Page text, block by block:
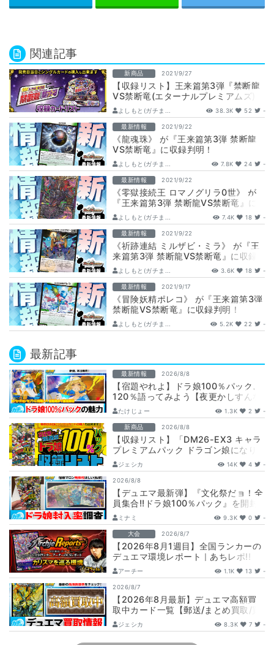
関連記事
新商品 2021/9/27
【収録リスト】王来篇第3弾『禁断龍
VS禁断竜(エターナルプレミアムズ)』
【RP19】
よしもと(ガチま... 38.3K 52 -
最新情報 2021/9/22
《龍魂珠》 が『王来篇第3弾 禁断龍
VS禁断竜』に収録判明！
よしもと(ガチま... 7.8K 24 -
最新情報 2021/9/22
《零獄接続王 ロマノグリラ0世》 が
『王来篇第3弾 禁断龍VS禁断竜』に
収録判明！
よしもと(ガチま... 7.4K 18 -
最新情報 2021/9/22
《祈跡連結 ミルザビ・ミラ》 が『王
来篇第3弾 禁断龍VS禁断竜』に収録
判明！
よしもと(ガチま... 3.6K 18 -
最新情報 2021/9/17
《冒険妖精ポレコ》 が『王来篇第3弾
禁断龍VS禁断竜』に収録判明！
よしもと(ガチま... 5.2K 22 -
最新記事
最新情報 2026/8/8
【宿題やれよ】ドラ娘100％パック、
120％語ってみよう【夜更かしすんな
よ】
たけじょー 1.3K 2 -
新商品 2026/8/8
【収録リスト】「DM26-EX3 キャラ
プレミアムパック ドラゴン娘になり
たくないっ！ 文化祭だョ！全員集
合!…
ジェシカ 14K 4 -
2026/8/8
【デュエマ最新弾】『文化祭だョ！全
員集合!!ドラ娘100％パック』を開封
して封入率調査！【25周年/ドラゴン
娘…
ミナミ 9.3K 0 -
大会 2026/8/7
【2026年8月1週目】全国ランカーの
デュエマ環境レポート｜あちレポ!!
【毎週金曜更新】
アーチー 1.1K 13 -
2026/8/7
【2026年8月最新】デュエマ高額買
取中カード一覧【郵送/まとめ買取/買
取表/相場/金トレジャー】
ジェシカ 8.3K 7 -